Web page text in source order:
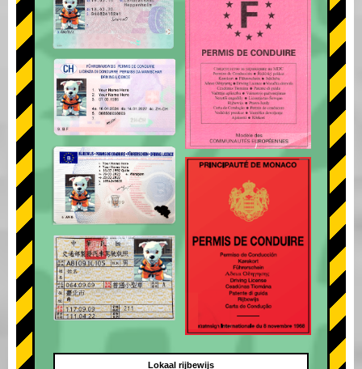
Lokaal rijbewijs